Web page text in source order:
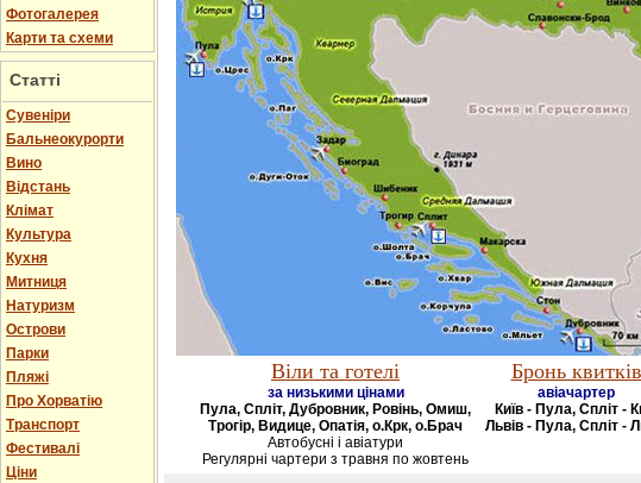
Фотогалерея
Карти та схеми
Статті
Cувеніри
Бальнеокурорти
Вино
Відстань
Клімат
Культура
Кухня
Митниця
Натуризм
Острови
Парки
Пляжі
Про Хорватію
Транспорт
Фестивалі
Ціни
Віли та готелі
за низькими цінами
Пула, Спліт, Дубровник, Ровінь, Омиш,
Трогір, Видице, Опатія, о.Крк, о.Брач
Автобусні і авіатури
Регулярні чартери з травня по жовтень
Бронь квитків
авіачартер
Київ - Пула, Спліт -
Львів - Пула, Спліт -